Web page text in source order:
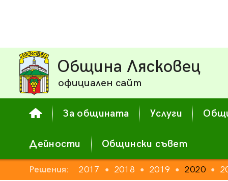
Община Лясковец
официален сайт
За общината Услуги
Дейности Общински съвет
Решения:
● 2016 2017 ● 2018 ● 2019 ● 2020 ●